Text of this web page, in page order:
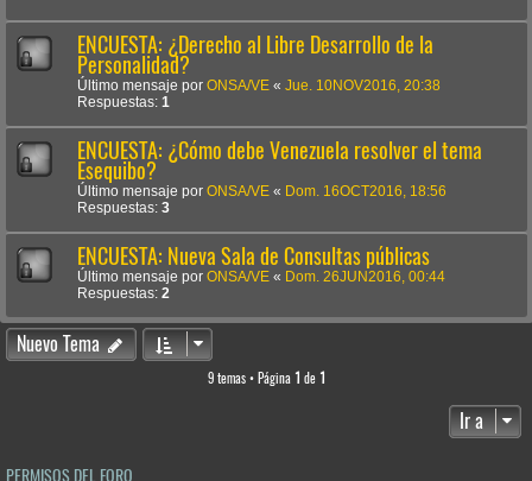
ENCUESTA: ¿Derecho al Libre Desarrollo de la
Personalidad?
Último mensaje por ONSA/VE « Jue. 10NOV2016, 20:38
Respuestas: 1
ENCUESTA: ¿Cómo debe Venezuela resolver el tema
Esequibo?
Último mensaje por ONSA/VE « Dom. 16OCT2016, 18:56
Respuestas: 3
ENCUESTA: Nueva Sala de Consultas públicas
Último mensaje por ONSA/VE « Dom. 26JUN2016, 00:44
Respuestas: 2
Nuevo Tema
9 temas • Página 1 de 1
Ir a
PERMISOS DEL FORO